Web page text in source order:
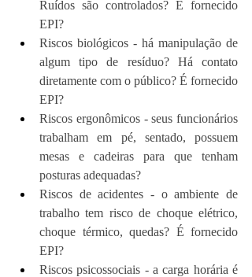
Ruídos são controlados? É fornecido
EPI?
Riscos biológicos - há manipulação de
algum tipo de resíduo? Há contato
diretamente com o público? É fornecido
EPI?
Riscos ergonômicos - seus funcionários
trabalham em pé, sentado, possuem
mesas e cadeiras para que tenham
posturas adequadas?
Riscos de acidentes - o ambiente de
trabalho tem risco de choque elétrico,
choque térmico, quedas? É fornecido
EPI?
Riscos psicossociais - a carga horária é